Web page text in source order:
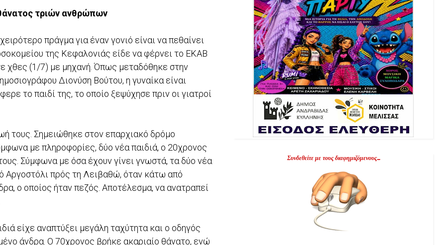
τριών ανθρώπων
πράγμα για έναν γονιό είναι να πεθαίνει
της Κεφαλονιάς είδε να φέρνει το ΕΚΑΒ
χθες (1/7) με μηχανή. Όπως μεταδόθηκε στην
Διονύση Βούτου, η γυναίκα είναι
το παιδί της, το οποίο ξεψύχησε πριν οι γιατροί
τους. Σημειώθηκε στον επαρχιακό δρόμο
με πληροφορίες, δύο νέα παιδιά, ο 20χρονος
Σύμφωνα με όσα έχουν γίνει γνωστά, τα δύο νέα
Αργοστόλι πρός τη Λειβαθώ, όταν κάτω από
ο οποίος ήταν πεζός. Αποτέλεσμα, να ανατραπεί
είχε αναπτύξει μεγάλη ταχύτητα και ο οδηγός
άνδρα. Ο 70χρονος βρήκε ακαριαίο θάνατο, ενώ
Συνδεθείτε με τους διαφημιζόμενους...